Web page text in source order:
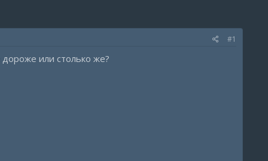
#1
или столько же?